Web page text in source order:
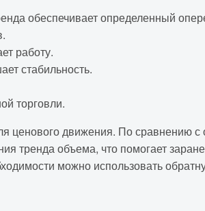
обеспечивает определенный
работу.
стабильность.
торговли.
ценового движения. По сравнению
тренда объема, что помогает
можно использовать